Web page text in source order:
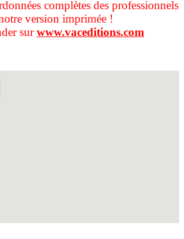
complètes des professionnels
version imprimée !
surwww.vaceditions.com